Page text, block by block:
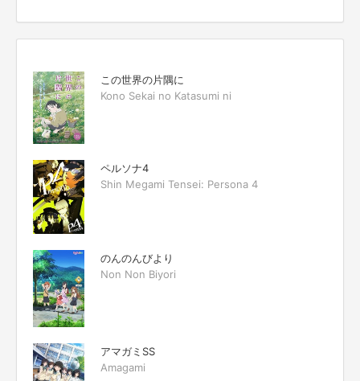
この世界の片隅に
Kono Sekai no Katasumi ni
ペルソナ4
Shin Megami Tensei: Persona 4
のんのんびより
Non Non Biyori
アマガミSS
Amagami